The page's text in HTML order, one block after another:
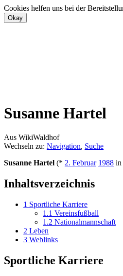
Cookies helfen uns bei der
Susanne Hartel
Aus WikiWaldhof
Wechseln zu: Navigation, Suche
Susanne Hartel (* 2. Februar 1988 in
Inhaltsverzeichnis
1 Sportliche Karriere
1.1 Vereinsfußball
1.2 Nationalmannschaft
2 Leben
3 Weblinks
Sportliche Karriere